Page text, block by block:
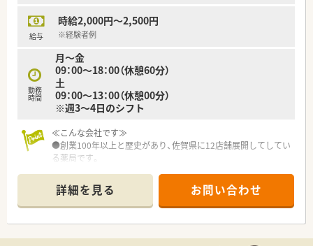
給与
時給2,000円～2,500円
※経験者例
勤務
時間
月～金
09：00～18：00（休憩60分）
土
09：00～13：00（休憩00分）
※週3～4日のシフト
≪こんな会社です≫
●創業100年以上と歴史があり、佐賀県に12店舗展開してしてい
る薬局です。
プできます。
●産休・育休制度や時短勤務など、ライフバランスに合わせた働
き方を選択できるので、ママ薬剤師さんも多数活躍しています。
詳細を見る お問い合わせ